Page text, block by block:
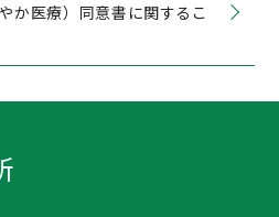
か医療）同意書に関するこ